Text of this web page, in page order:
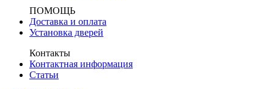
ПОМОЩЬ
Доставка и оплата
Установка дверей
Контакты
Контактная информация
Статьи